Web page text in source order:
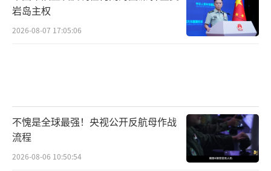
岩岛主权
2026-08-07 17:05:06
不愧是全球最强！央视公开反航母作战
流程
2026-08-06 10:50:54